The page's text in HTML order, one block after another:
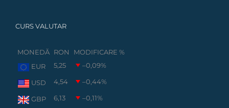
CURS VALUTAR
MONEDĂ RON
MODIFICARE %
EUR
5,25 –0,09%
USD 4,54 –0,44%
GBP 6,13 –0,11%